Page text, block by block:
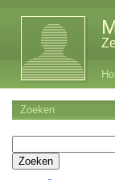
Zoeken